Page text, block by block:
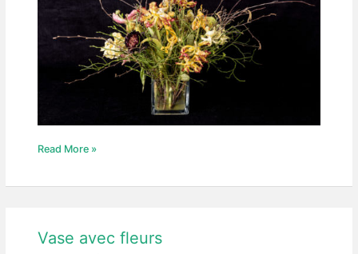
Bouquet
fleurs
Read More »
Vase avec fleurs